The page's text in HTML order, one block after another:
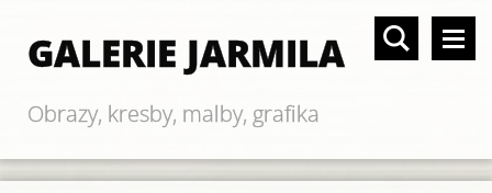
GALERIE JARMILA
Obrazy, kresby, malby, grafika